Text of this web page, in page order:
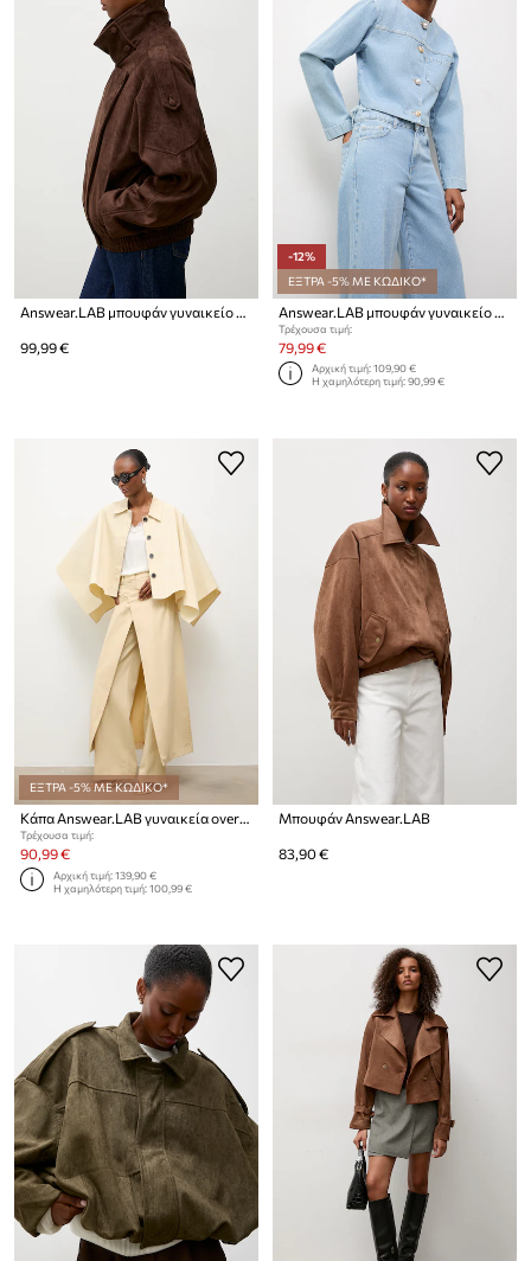
99,99 €
-12%
ΕΞΤΡΑ -5% ΜΕ ΚΩΔΙΚΟ*
Τρέχουσα τιμή:
79,99 €
Αρχική τιμή:109,90 €
Η χαμηλότερη τιμή:90,99 €
ΕΞΤΡΑ -5% ΜΕ ΚΩΔΙΚΟ*
Κάπα Answear.LAB γυναικεία oversize από τη συλλογή Unscripted
Τρέχουσα τιμή:
90,99 €
Αρχική τιμή:139,90 €
Η χαμηλότερη τιμή:100,99 €
Μπουφάν Answear.LAB
83,90 €